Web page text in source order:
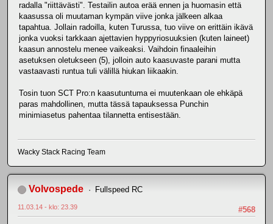
radalla "riittävästi". Testailin autoa erää ennen ja huomasin että
kaasussa oli muutaman kympän viive jonka jälkeen alkaa
tapahtua. Jollain radoilla, kuten Turussa, tuo viive on erittäin ikävä
jonka vuoksi tarkkaan ajettavien hyppyriosuuksien (kuten laineet)
kaasun annostelu menee vaikeaksi. Vaihdoin finaaleihin
asetuksen oletukseen (5), jolloin auto kaasuvaste parani mutta
vastaavasti runtua tuli välillä hiukan liikaakin.
Tosin tuon SCT Pro:n kaasutuntuma ei muutenkaan ole ehkäpä
paras mahdollinen, mutta tässä tapauksessa Punchin
minimiasetus pahentaa tilannetta entisestään.
Wacky Stack Racing Team
Volvospede Fullspeed RC
#568
11.03.14 - klo: 23.39